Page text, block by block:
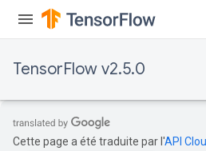
TensorFlow v2.5.0
Cette page a été traduite par l'API